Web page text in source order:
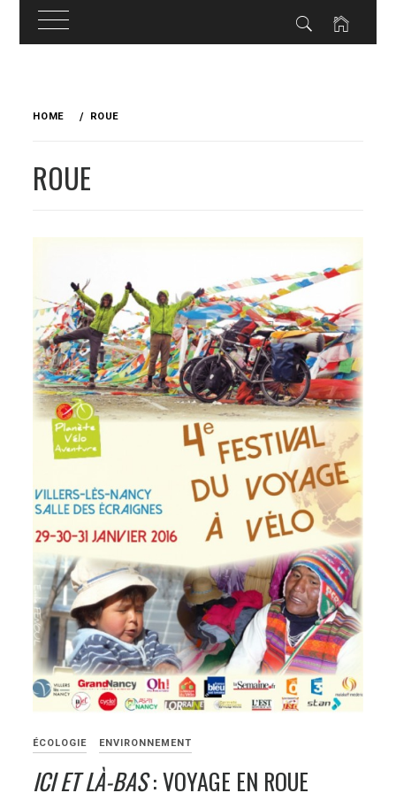
HOME ROUE
ROUE
ÉCOLOGIE ENVIRONNEMENT
ICI ET LÀ-BAS: VOYAGE EN ROUE